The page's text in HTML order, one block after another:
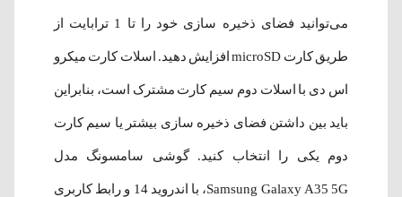
می‌توانید فضای ذخیره سازی خود را تا 1 ترابایت از
طریق کارت microSD افزایش دهید. اسلات کارت میکرو
اس دی با اسلات دوم سیم کارت مشترک است، بنابراین
باید بین داشتن فضای ذخیره سازی بیشتر یا سیم کارت
دوم یکی را انتخاب کنید. گوشی سامسونگ مدل
Samsung Galaxy A35 5G، با اندروید 14 و رابط کاربری